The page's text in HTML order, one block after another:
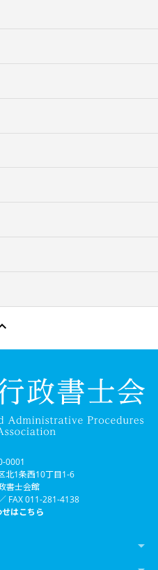
0001
北1条西10丁目1-6
書士会館
FAX 011-281-4138
はこちら
